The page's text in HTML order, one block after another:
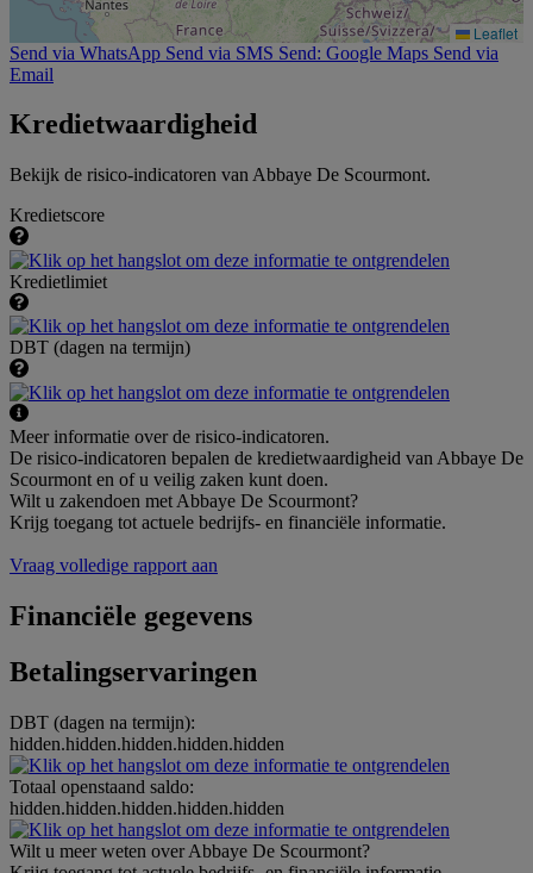
Leaflet
Send via WhatsApp Send via SMS Send: Google Maps Send via
Email
Kredietwaardigheid
Bekijk de risico-indicatoren van Abbaye De Scourmont.
Kredietscore
Kredietlimiet
DBT (dagen na termijn)
Meer informatie over de risico-indicatoren.
De risico-indicatoren bepalen de kredietwaardigheid van Abbaye De
Scourmont en of u veilig zaken kunt doen.
Wilt u zakendoen met Abbaye De Scourmont?
Krijg toegang tot actuele bedrijfs- en financiële informatie.
Vraag volledige rapport aan
Financiële gegevens
Betalingservaringen
DBT (dagen na termijn):
hidden.hidden.hidden.hidden.hidden
Totaal openstaand saldo:
hidden.hidden.hidden.hidden.hidden
Wilt u meer weten over Abbaye De Scourmont?